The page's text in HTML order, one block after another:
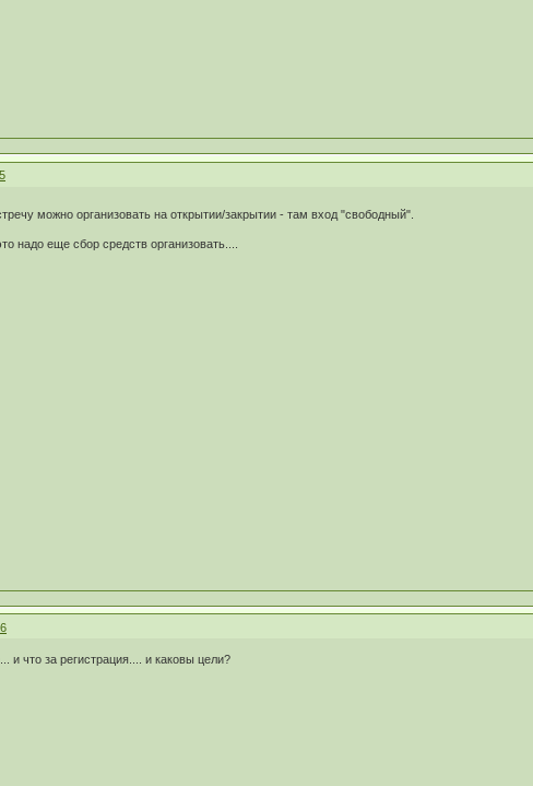
можно организовать на открытии/закрытии - там вход "свободный".
надо еще сбор средств организовать....
и что за регистрация.... и каковы цели?